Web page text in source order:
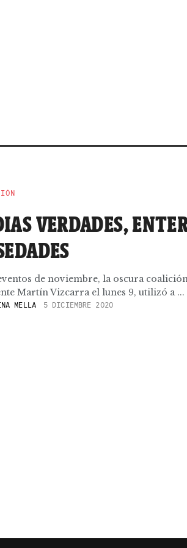
VERDADES,
de noviembre, la oscura
Martín Vizcarra el lunes 9, utilizó a ...
MELLA 5 DICIEMBRE 2020